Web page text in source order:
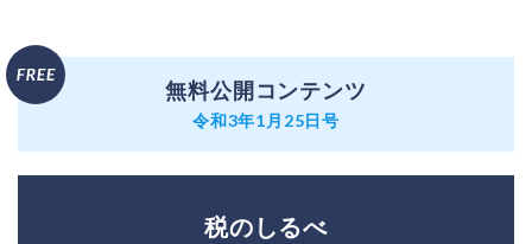
無料公開コンテンツ
令和3年1月25日号
税のしるべ